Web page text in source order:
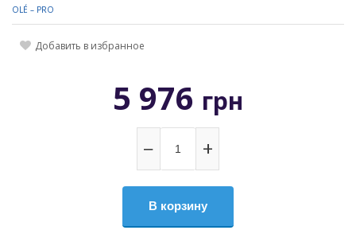
OLÉ – PRO
Добавить в избранное
5 976 грн
− +
В корзину